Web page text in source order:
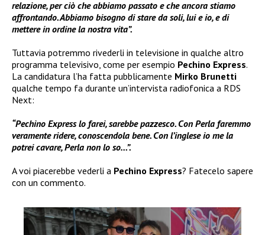
relazione, per ciò che abbiamo passato e che ancora stiamo
affrontando. Abbiamo bisogno di stare da soli, lui e io, e di
mettere in ordine la nostra vita”.
Tuttavia potremmo rivederli in televisione in qualche altro
programma televisivo, come per esempio Pechino Express.
La candidatura l’ha fatta pubblicamente Mirko Brunetti
qualche tempo fa durante un’intervista radiofonica a RDS
Next:
“Pechino Express lo farei, sarebbe pazzesco. Con Perla faremmo
veramente ridere, conoscendola bene. Con l’inglese io me la
potrei cavare, Perla non lo so…”.
A voi piacerebbe vederli a Pechino Express? Fatecelo sapere
con un commento.